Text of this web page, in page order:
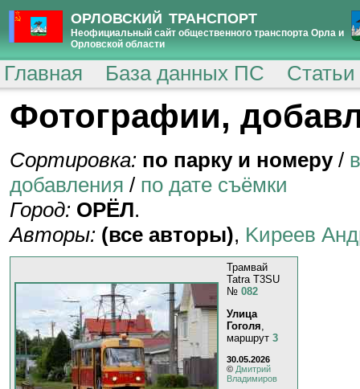
ОРЛОВСКИЙ ТРАНСПОРТ
Неофициальный сайт общественного транспорта Орла и
Орловской области
Главная База данных ПС
Фотографии,
Сортировка: по парку и номеру/
добавления / по дате съёмки
Город: ОРЁЛ.
Авторы: (все авторы), Kиpeeв
Трамвай
Tatra T3SU
№ 082
Улица
Гоголя,
маршрут 3
30.05.2026
© Дмитрий
Владимиров